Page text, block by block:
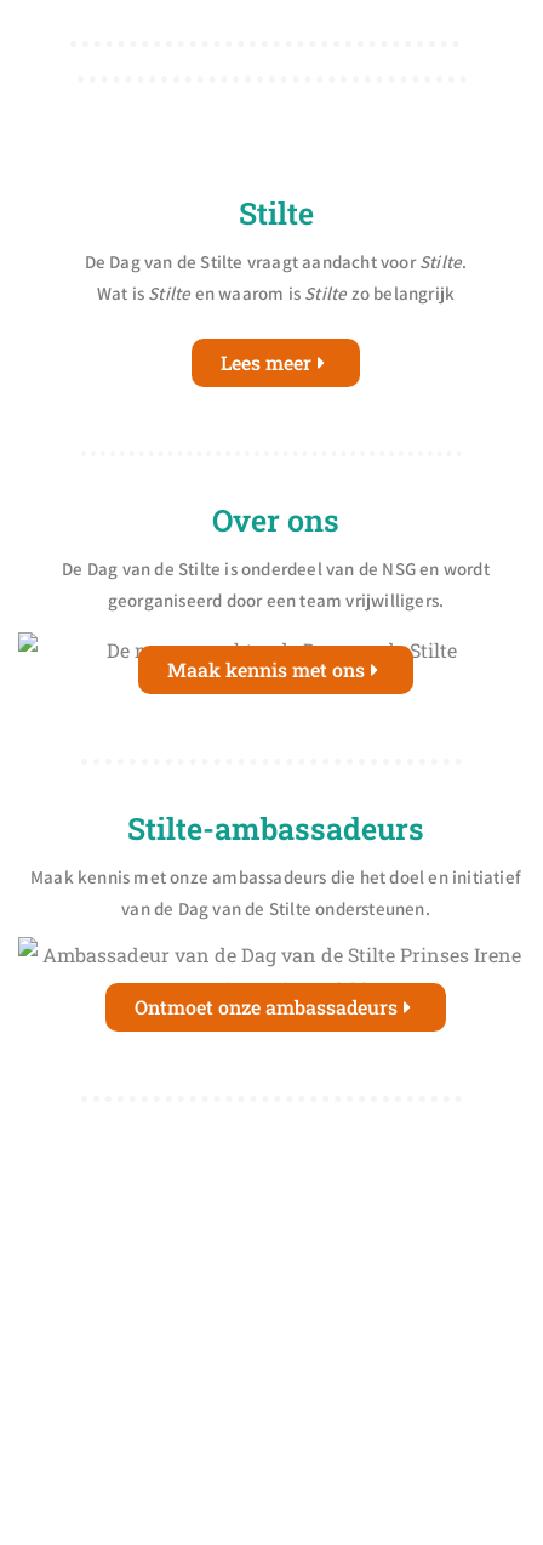
Stilte
De Dag van de Stilte vraagt aandacht voorStilte.
Wat isStilte en waarom is Stilte zo belangrijk
Lees meer
Over ons
De Dag van de Stilte is onderdeel van de NSG en wordt
georganiseerd door een team vrijwilligers.
Maak kennis met ons
Stilte-ambassadeurs
Maak kennis met onze ambassadeurs die het doel en initiatief
van de Dag van de Stilte ondersteunen.
Ontmoet onze ambassadeurs